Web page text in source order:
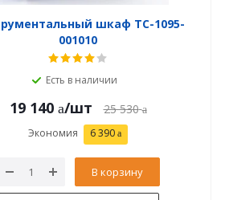
шкаф TC-1095-
001010
Есть в наличии
19 140 /шт 25 530
Экономия 6 390
В корзину